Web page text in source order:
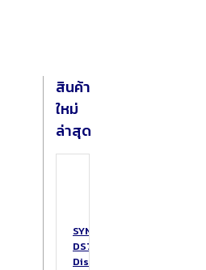
สินค้า
ใหม่
ล่าสุด
SYNOLOGY
DS725+
DiskStation